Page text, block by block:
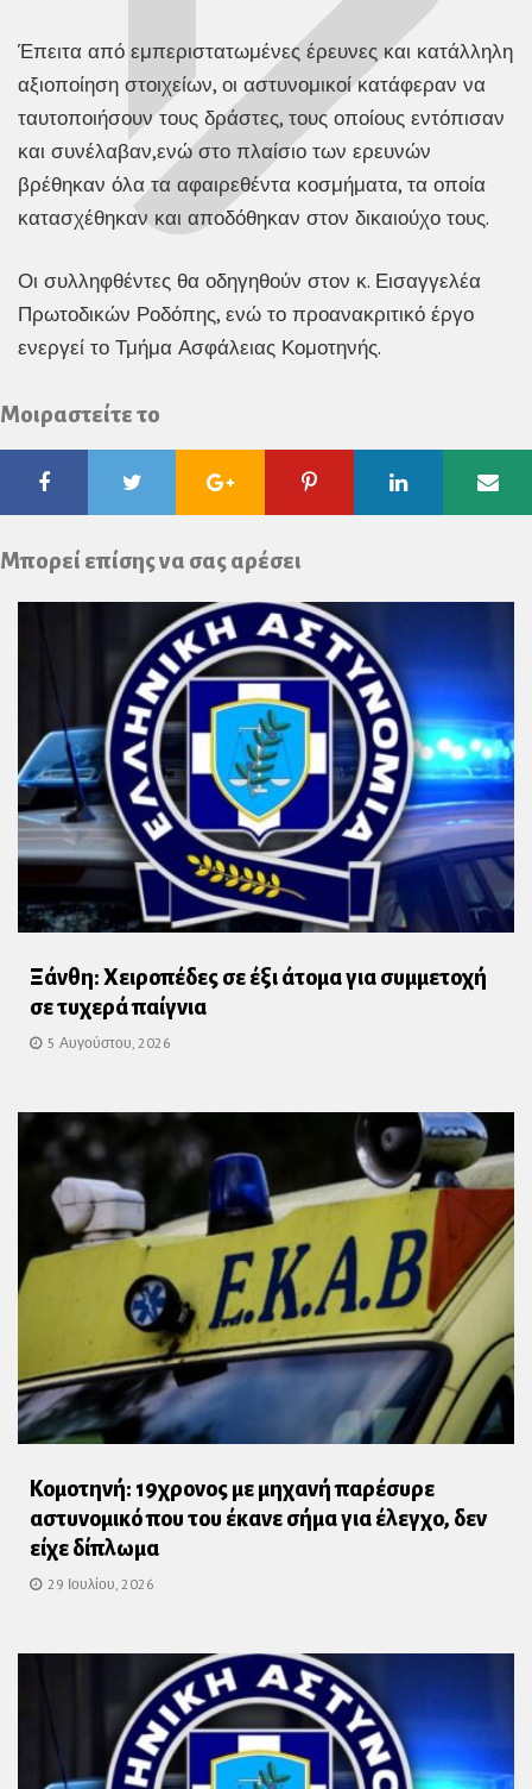
Έπειτα από εμπεριστατωμένες έρευνες και κατάλληλη
αξιοποίηση στοιχείων, οι αστυνομικοί κατάφεραν να
ταυτοποιήσουν τους δράστες, τους οποίους εντόπισαν
και συνέλαβαν,ενώ στο πλαίσιο των ερευνών
βρέθηκαν όλα τα αφαιρεθέντα κοσμήματα, τα οποία
κατασχέθηκαν και αποδόθηκαν στον δικαιούχο τους.
Οι συλληφθέντες θα οδηγηθούν στον κ. Εισαγγελέα
Πρωτοδικών Ροδόπης, ενώ το προανακριτικό έργο
ενεργεί το Τμήμα Ασφάλειας Κομοτηνής.
Μοιραστείτε το
FacebookTwitter Google
Plus
Pinterest Linkedin
Μπορεί επίσης να σας αρέσει
Ξάνθη: Χειροπέδες σε έξι άτομα για συμμετοχή
σε τυχερά παίγνια
5 Αυγούστου, 2026
Κομοτηνή: 19χρονος με μηχανή παρέσυρε
αστυνομικό που του έκανε σήμα για έλεγχο, δεν
είχε δίπλωμα
29 Ιουλίου, 2026